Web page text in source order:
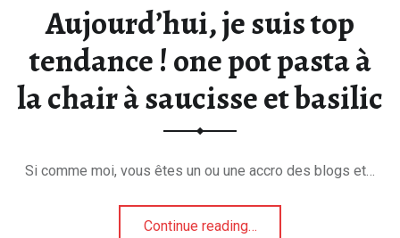
Aujourd’hui, je suis top
tendance ! one pot pasta à
la chair à saucisse et basilic
Si comme moi, vous êtes un ou une accro des blogs et…
Continue reading“Aujourd’hui, je suis top tendance ! one pot pasta à la chair à saucisse et basilic”
…